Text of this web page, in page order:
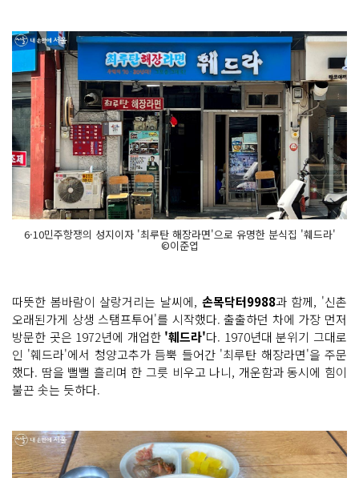
6·10민주항쟁의 성지이자 '최루탄 해장라면'으로 유명한 분식집 '훼드라'
©이준엽
따뜻한 봄바람이 살랑거리는 날씨에, 손목닥터9988과 함께, '신촌
오래된가게 상생 스탬프투어'를 시작했다. 출출하던 차에 가장 먼저
방문한 곳은 1972년에 개업한 '훼드라'다. 1970년대 분위기 그대로
인 '훼드라'에서 청양고추가 듬뿍 들어간 '최루탄 해장라면'을 주문
했다. 땀을 뻘뻘 흘리며 한 그릇 비우고 나니, 개운함과 동시에 힘이
불끈 솟는 듯하다.